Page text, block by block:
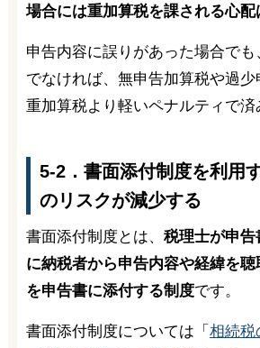
場合には重加算税を課される心配
申告内容に誤りがあった場合でも
でなければ、無申告加算税や過
重加算税より軽いペナルティで済
5-2．書面添付制度を利用
のリスクが減少する
書面添付制度とは、 税理士が申
に納税者から申告内容や経緯を
を申告書に添付する制度です。
書面添付制度については「 相続税